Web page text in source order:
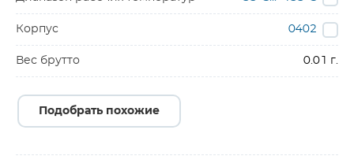
Корпус 0402
Вес брутто 0.01 г.
Подобрать похожие